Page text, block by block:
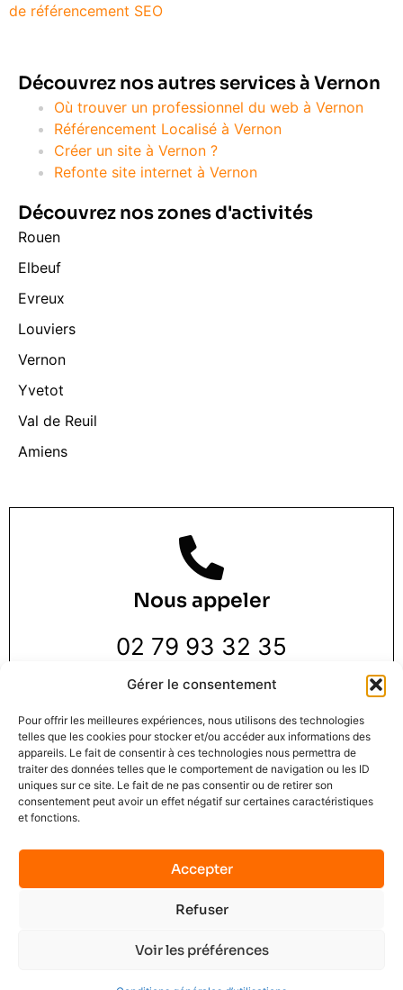
Gérer le consentement
Pour offrir les meilleures expériences, nous utilisons des technologies
telles que les cookies pour stocker et/ou accéder aux informations des
appareils. Le fait de consentir à ces technologies nous permettra de
traiter des données telles que le comportement de navigation ou les ID
uniques sur ce site. Le fait de ne pas consentir ou de retirer son
consentement peut avoir un effet négatif sur certaines caractéristiques
et fonctions.
Accepter
Refuser
Voir les préférences
de référencement SEO
Découvrez nos autres services à Vernon
Où trouver un professionnel du web à Vernon
Référencement Localisé à Vernon
Créer un site à Vernon ?
Refonte site internet à Vernon
Découvrez nos zones d'activités
Rouen
Elbeuf
Evreux
Louviers
Vernon
Yvetot
Val de Reuil
Amiens
Nous appeler
02 79 93 32 35
Nous trouver
3 Rue de la Pie 1 er étage,
76000 Rouen
No data was found
Terms of ServicePrivacy PolicyPlan du site